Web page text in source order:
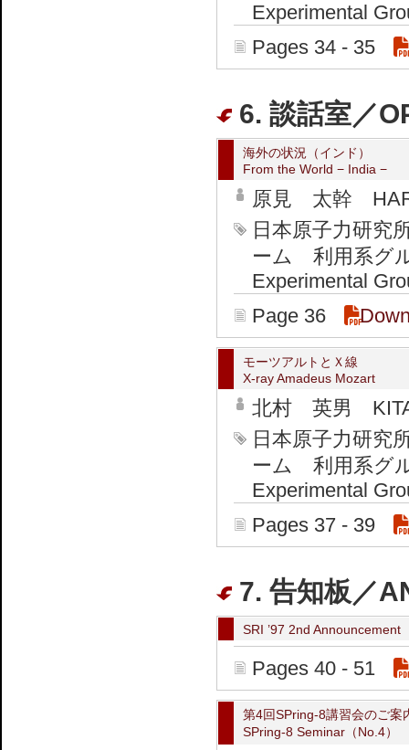
Experimental
Pages 34 - 35
6. 談話室／
海外の状況（インド）
From the World − India −
原見 太幹
日本原子力研究
ーム 利用系グ
Experimental
Page 36
モーツアルトとＸ線
X-ray Amadeus Mozart
北村 英男
日本原子力研究
ーム 利用系グ
Experimental
Pages 37 - 39
7. 告知板／
SRI ’97 2nd Announcement
Pages 40 - 51
第4回SPring-8講習会のご案
SPring-8 Seminar（No.4）